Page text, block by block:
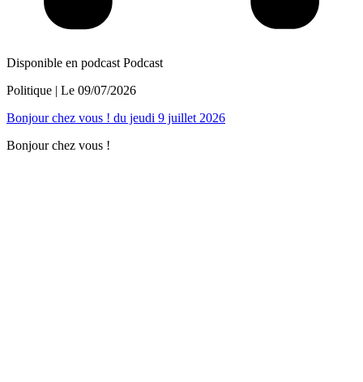
Disponible en podcast Podcast
Politique | Le 09/07/2026
Bonjour chez vous ! du jeudi 9 juillet 2026
Bonjour chez vous !